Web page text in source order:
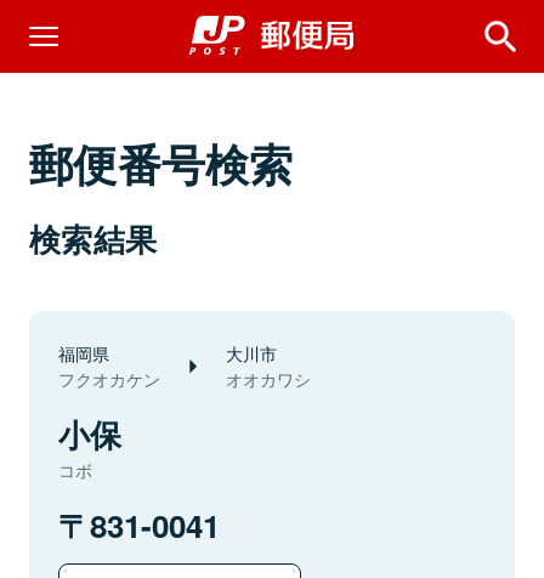
郵便番号検索
検索結果
福岡県
フクオカケン
大川市
オオカワシ
小保
コボ
831-0041